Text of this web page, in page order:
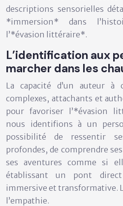
descriptions sensorielles
*immersion* dans
l’*évasion littéraire*.
L’identification aux
marcher dans les
La capacité d’un auteur à
complexes, attachants et
pour favoriser l’*évasion
nous identifions à un
possibilité de ressentir
profondes, de comprendre
ses aventures comme si
établissant un pont
immersive et transformative.
l’empathie.